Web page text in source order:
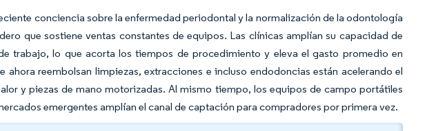
conciencia sobre la enfermedad periodontal y la normalización de la odontología
que sostiene ventas constantes de equipos. Las clínicas amplían su capacidad de
trabajo, lo que acorta los tiempos de procedimiento y eleva el gasto promedio en
reembolsan limpiezas, extracciones e incluso endodoncias están acelerando el
y piezas de mano motorizadas. Al mismo tiempo, los equipos de campo portátiles
emergentes amplían el canal de captación para compradores por primera vez.